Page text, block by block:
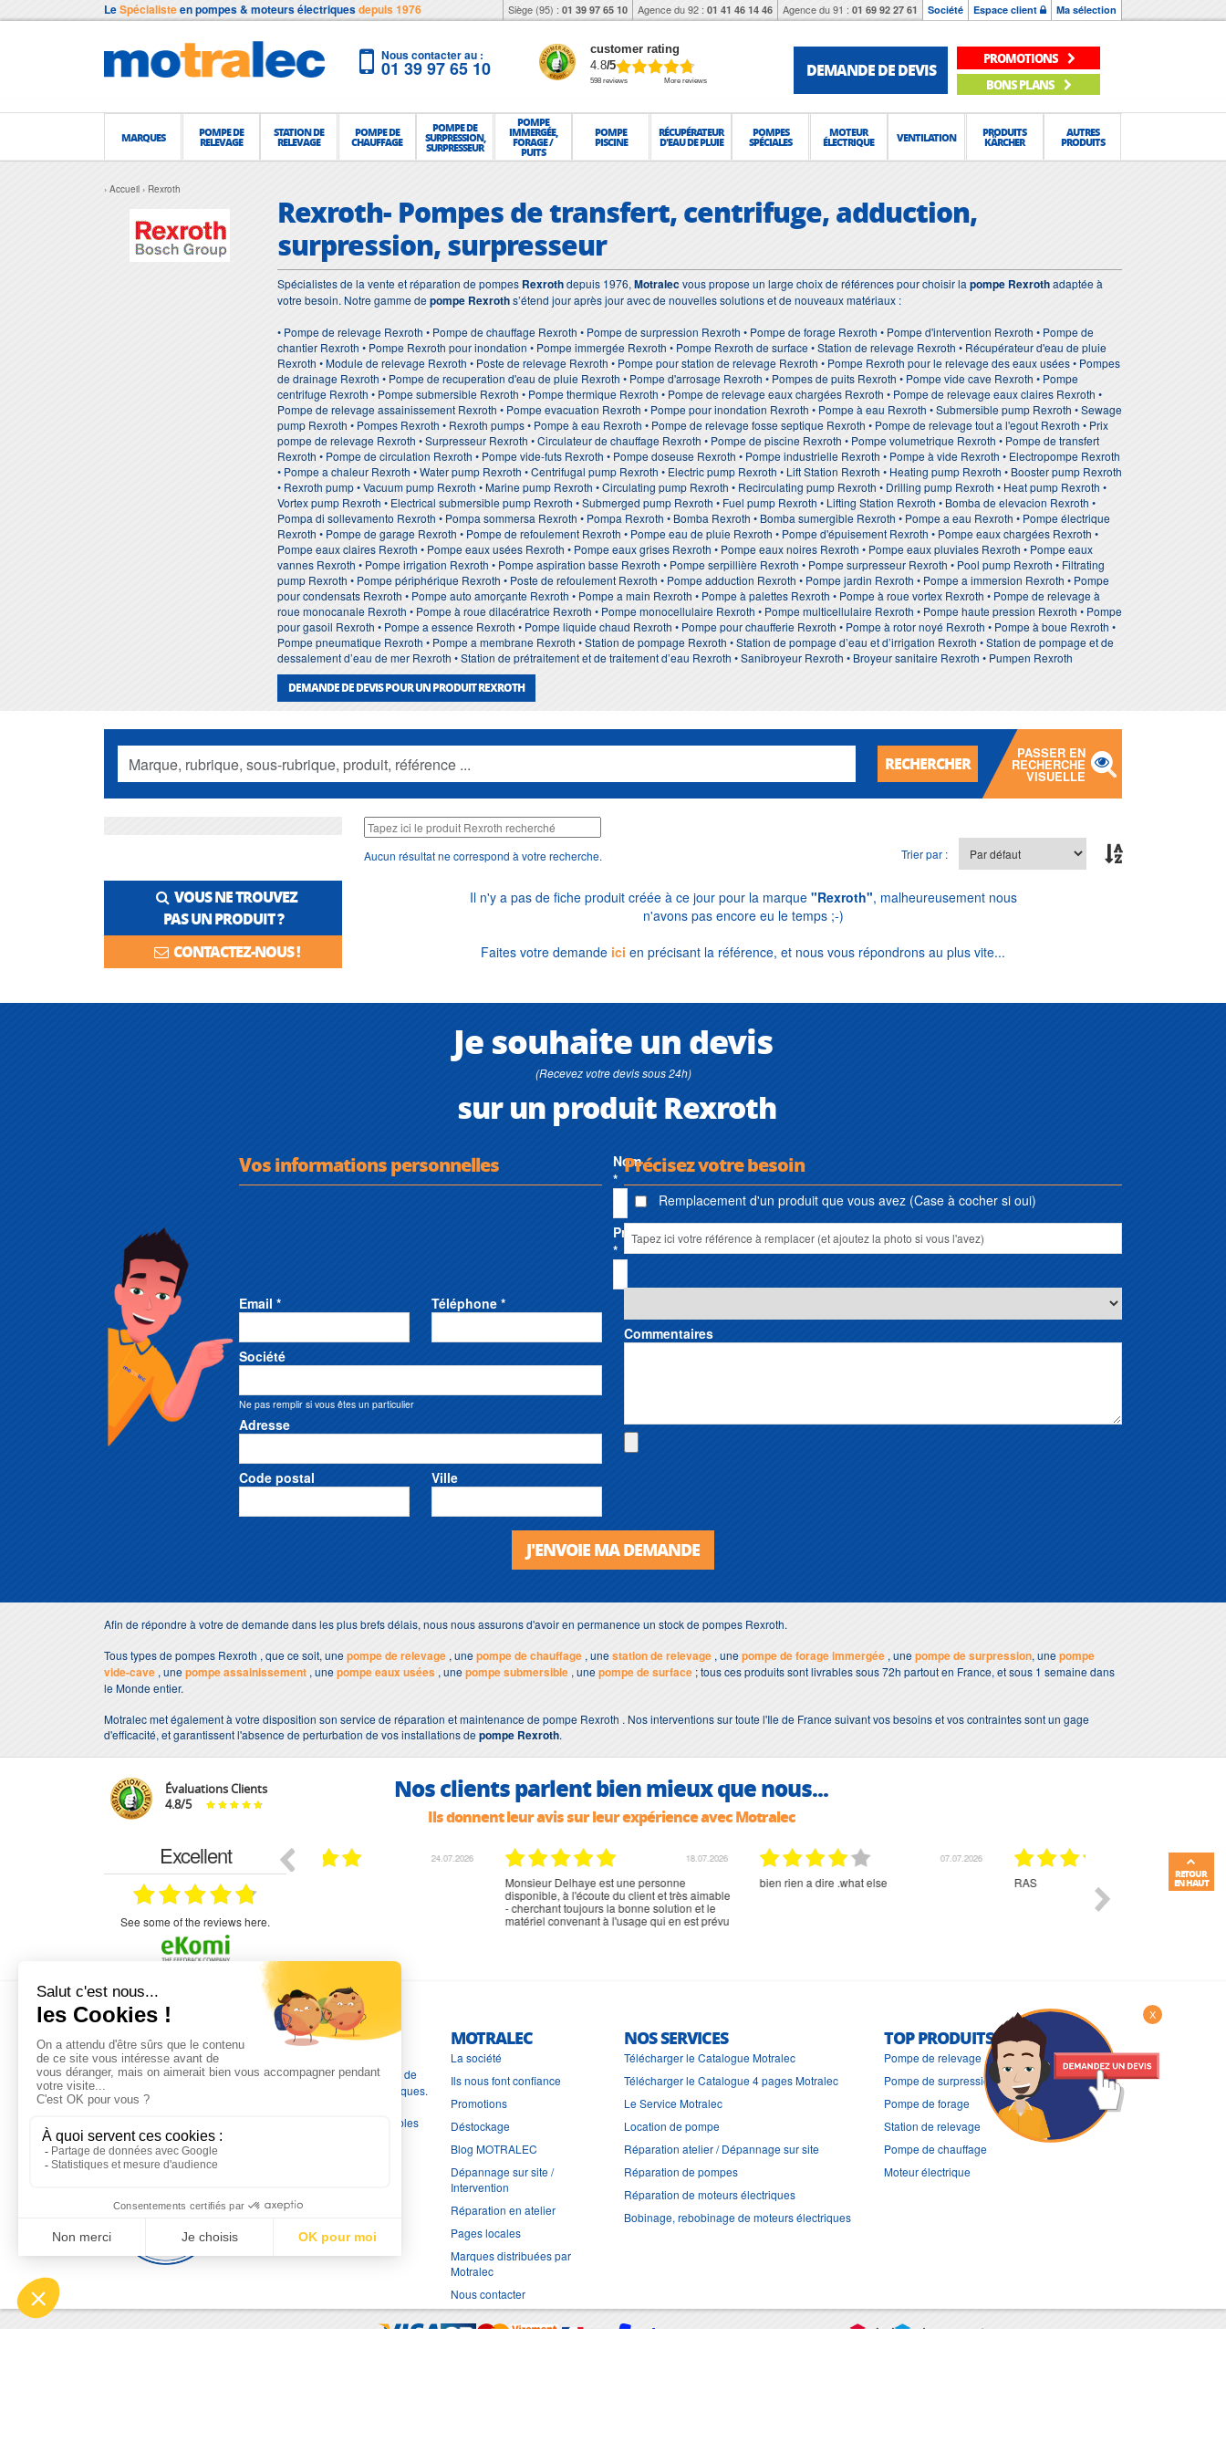
LeSpécialisteen pompes & moteurs électriquesdepuis 1976 Siège (95) : 01 39 97 65 10 Agence du 92 : 01 41 46 14 46 Agence du 91 : 01 69 92 27 61 Société Espace client Ma sélection
Nous contacter au :
01 39 97 65 10
customer rating
4.8/5
598 reviews More reviews
DEMANDE DE DEVIS
PROMOTIONS
BONS PLANS
MARQUES POMPE DE
RELEVAGE
STATION DE
RELEVAGE
POMPE DE
CHAUFFAGE
POMPE DE
SURPRESSION,
SURPRESSEUR
POMPE
IMMERGÉE,
FORAGE /
PUITS
POMPE
PISCINE
RÉCUPÉRATEUR
D'EAU DE PLUIE
POMPES
SPÉCIALES
MOTEUR
ÉLECTRIQUE VENTILATION PRODUITS
KÄRCHER
AUTRES
PRODUITS
Accueil Rexroth
Rexroth- Pompes de transfert, centrifuge, adduction,
surpression, surpresseur
Spécialistes de la vente et réparation de pompes Rexrothdepuis 1976, Motralecvous propose un large choix de références pour choisir la pompe Rexrothadaptée à
votre besoin. Notre gamme depompe Rexroths’étend jour après jour avec de nouvelles solutions et de nouveaux matériaux :
• Pompe de relevage Rexroth • Pompe de chauffage Rexroth • Pompe de surpression Rexroth • Pompe de forage Rexroth • Pompe d'intervention Rexroth • Pompe de
chantier Rexroth • Pompe Rexroth pour inondation • Pompe immergée Rexroth • Pompe Rexroth de surface • Station de relevage Rexroth • Récupérateur d'eau de pluie
Rexroth • Module de relevage Rexroth • Poste de relevage Rexroth • Pompe pour station de relevage Rexroth • Pompe Rexroth pour le relevage des eaux usées • Pompes
de drainage Rexroth • Pompe de recuperation d'eau de pluie Rexroth • Pompe d'arrosage Rexroth • Pompes de puits Rexroth • Pompe vide cave Rexroth • Pompe
centrifuge Rexroth • Pompe submersible Rexroth • Pompe thermique Rexroth • Pompe de relevage eaux chargées Rexroth • Pompe de relevage eaux claires Rexroth •
Pompe de relevage assainissement Rexroth • Pompe evacuation Rexroth • Pompe pour inondation Rexroth • Pompe à eau Rexroth • Submersible pump Rexroth • Sewage
pump Rexroth • Pompes Rexroth • Rexroth pumps • Pompe à eau Rexroth • Pompe de relevage fosse septique Rexroth • Pompe de relevage tout a l'egout Rexroth • Prix
pompe de relevage Rexroth • Surpresseur Rexroth • Circulateur de chauffage Rexroth • Pompe de piscine Rexroth • Pompe volumetrique Rexroth • Pompe de transfert
Rexroth • Pompe de circulation Rexroth • Pompe vide-futs Rexroth • Pompe doseuse Rexroth • Pompe industrielle Rexroth • Pompe à vide Rexroth • Electropompe Rexroth
• Pompe a chaleur Rexroth • Water pump Rexroth • Centrifugal pump Rexroth • Electric pump Rexroth • Lift Station Rexroth • Heating pump Rexroth • Booster pump Rexroth
• Rexroth pump • Vacuum pump Rexroth • Marine pump Rexroth • Circulating pump Rexroth • Recirculating pump Rexroth • Drilling pump Rexroth • Heat pump Rexroth •
Vortex pump Rexroth • Electrical submersible pump Rexroth • Submerged pump Rexroth • Fuel pump Rexroth • Lifting Station Rexroth • Bomba de elevacion Rexroth •
Pompa di sollevamento Rexroth • Pompa sommersa Rexroth • Pompa Rexroth • Bomba Rexroth • Bomba sumergible Rexroth • Pompe a eau Rexroth • Pompe électrique
Rexroth • Pompe de garage Rexroth • Pompe de refoulement Rexroth • Pompe eau de pluie Rexroth • Pompe d'épuisement Rexroth • Pompe eaux chargées Rexroth •
Pompe eaux claires Rexroth • Pompe eaux usées Rexroth • Pompe eaux grises Rexroth • Pompe eaux noires Rexroth • Pompe eaux pluviales Rexroth • Pompe eaux
vannes Rexroth • Pompe irrigation Rexroth • Pompe aspiration basse Rexroth • Pompe serpillière Rexroth • Pompe surpresseur Rexroth • Pool pump Rexroth • Filtrating
pump Rexroth • Pompe périphérique Rexroth • Poste de refoulement Rexroth • Pompe adduction Rexroth • Pompe jardin Rexroth • Pompe a immersion Rexroth • Pompe
pour condensats Rexroth • Pompe auto amorçante Rexroth • Pompe a main Rexroth • Pompe à palettes Rexroth • Pompe à roue vortex Rexroth • Pompe de relevage à
roue monocanale Rexroth • Pompe à roue dilacératrice Rexroth • Pompe monocellulaire Rexroth • Pompe multicellulaire Rexroth • Pompe haute pression Rexroth • Pompe
pour gasoil Rexroth • Pompe a essence Rexroth • Pompe liquide chaud Rexroth • Pompe pour chaufferie Rexroth • Pompe à rotor noyé Rexroth • Pompe à boue Rexroth •
Pompe pneumatique Rexroth • Pompe a membrane Rexroth • Station de pompage Rexroth • Station de pompage d’eau et d’irrigation Rexroth • Station de pompage et de
dessalement d’eau de mer Rexroth • Station de prétraitement et de traitement d’eau Rexroth • Sanibroyeur Rexroth • Broyeur sanitaire Rexroth • Pumpen Rexroth
DEMANDE DE DEVIS POUR UN PRODUIT REXROTH
RECHERCHER
PASSER EN
RECHERCHE
VISUELLE
VOUS NE TROUVEZ
PAS UN PRODUIT ?
CONTACTEZ-NOUS !
Aucun résultat ne correspond à votre recherche. Trier par :
Il n'y a pas de fiche produit créée à ce jour pour la marque "Rexroth", malheureusement nous
n'avons pas encore eu le temps ;-)
Faites votre demande ici en précisant la référence, et nous vous répondrons au plus vite...
Je souhaite un devis
(Recevez votre devis sous 24h)
sur un produit Rexroth
Vos informations personnelles
Nom
*
Prénom
*
Email * Téléphone *
Société
Ne pas remplir si vous êtes un particulier
Adresse
Code postal Ville
Précisez votre besoin
Remplacement d'un produit que vous avez (Case à cocher si oui)
Commentaires
J'ENVOIE MA DEMANDE
Afin de répondre à votre de demande dans les plus brefs délais, nous nous assurons d'avoir en permanence un stock de pompes Rexroth.
Tous types de pompes Rexroth , que ce soit, unepompe de relevage , unepompe de chauffage , unestation de relevage , unepompe de forage immergée , unepompe de surpression, unepompe
vide-cave , unepompe assainissement , unepompe eaux usées , unepompe submersible , unepompe de surface ; tous ces produits sont livrables sous 72h partout en France, et sous 1 semaine dans
le Monde entier.
Motralec met également à votre disposition son service de réparation et maintenance de pompe Rexroth . Nos interventions sur toute l'Ile de France suivant vos besoins et vos contraintes sont un gage
d'efficacité, et garantissent l'absence de perturbation de vos installations depompe Rexroth.
Évaluations Clients
4.8/5 Nos clients parlent bien mieux que nous...
Ils donnent leur avis sur leur expérience avec Motralec
Excellent
see some of the reviews here.
07.07.2026
bien rien a dire .what else
02.07.2026 02.07.2026
rien à signaler, très content
01.07.2026
Commande et délais parfait Très bon suivi et très
L'EXPERTISE MOTRALEC
Depuis 1976, nous sommes
Franceen pompes de relevage, station de relevage, pompe de
chauffage, suppression, forage, immergée et moteurs électriques.
Nous assurons
, tout en travaillant avec les marques les plus fiables
du marché.
MOTRALEC
La société
Ils nous font confiance
Promotions
Déstockage
Blog MOTRALEC
Dépannage sur site /
Intervention
Réparation en atelier
Pages locales
Marques distribuées par
Motralec
Nous contacter
NOS SERVICES
Télécharger le Catalogue Motralec
Télécharger le Catalogue 4 pages Motralec
Le Service Motralec
Location de pompe
Réparation atelier / Dépannage sur site
Réparation de pompes
Réparation de moteurs électriques
Bobinage, rebobinage de moteurs électriques
TOP PRODUITS
Pompe de relevage
Pompe de surpression
Pompe de forage
Station de relevage
Pompe de chauffage
Moteur électrique
X
RETOUR
EN HAUT